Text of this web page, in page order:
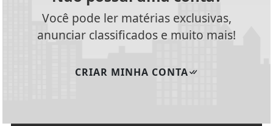
Você pode ler matérias exclusivas,
anunciar classificados e muito mais!
CRIAR MINHA CONTA